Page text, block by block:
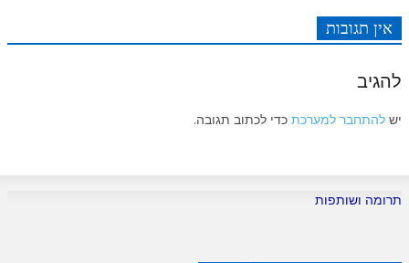
אין תגובות
להגיב
יש להתחבר למערכת כדי לכתוב תגובה.
תרומה ושותפות